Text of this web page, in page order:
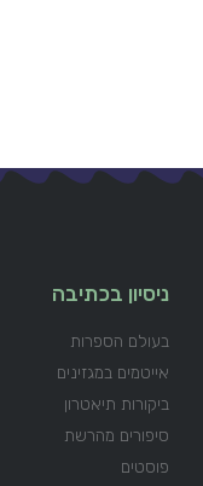
ניסיון בכתיבה
בעולם הספרות
אייטמים במגזינים
ביקורות תיאטרון
סיפורים מהרשת
פוסטים